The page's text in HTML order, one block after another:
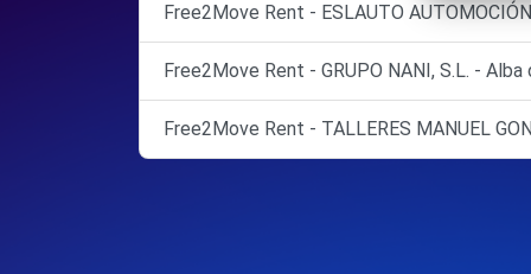
Free2Move Rent - ESLAUTO
Free2Move Rent - GRUPO NANI, S.L. - Alba
Free2Move Rent - TALLERES MANUEL